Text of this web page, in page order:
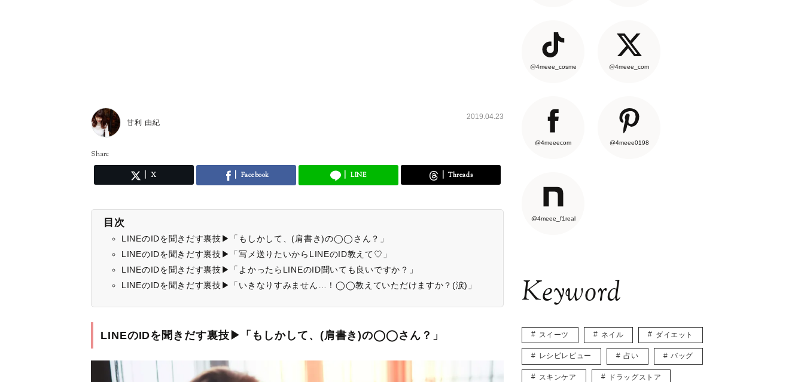
甘利 由紀
2019.04.23
Share
X Facebook LINE Threads
目次
LINEのIDを聞きだす裏技▶︎「もしかして、(肩書き)の◯◯さん？」
LINEのIDを聞きだす裏技▶︎「写メ送りたいからLINEのID教えて♡」
LINEのIDを聞きだす裏技▶︎「よかったらLINEのID聞いても良いですか？」
LINEのIDを聞きだす裏技▶︎「いきなりすみません…！◯◯教えていただけますか？(涙)」
LINEのIDを聞きだす裏技▶︎「もしかして、(肩書き)の◯◯さん？」
@4meee_cosme @4meee_com
@4meeecom @4meee0198
@4meee_f1real
Keyword
スイーツ ネイル ダイエット
レシピレビュー 占い バッグ
スキンケア ドラッグストア